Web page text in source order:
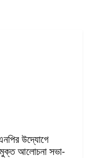
উদ্যোগে
আলোচনা সভা-